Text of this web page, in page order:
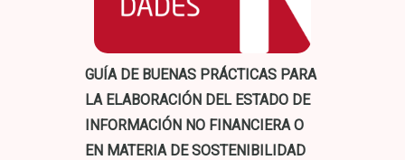
GUÍA DE BUENAS PRÁCTICAS PARA
LA ELABORACIÓN DEL ESTADO DE
INFORMACIÓN NO FINANCIERA O
EN MATERIA DE SOSTENIBILIDAD